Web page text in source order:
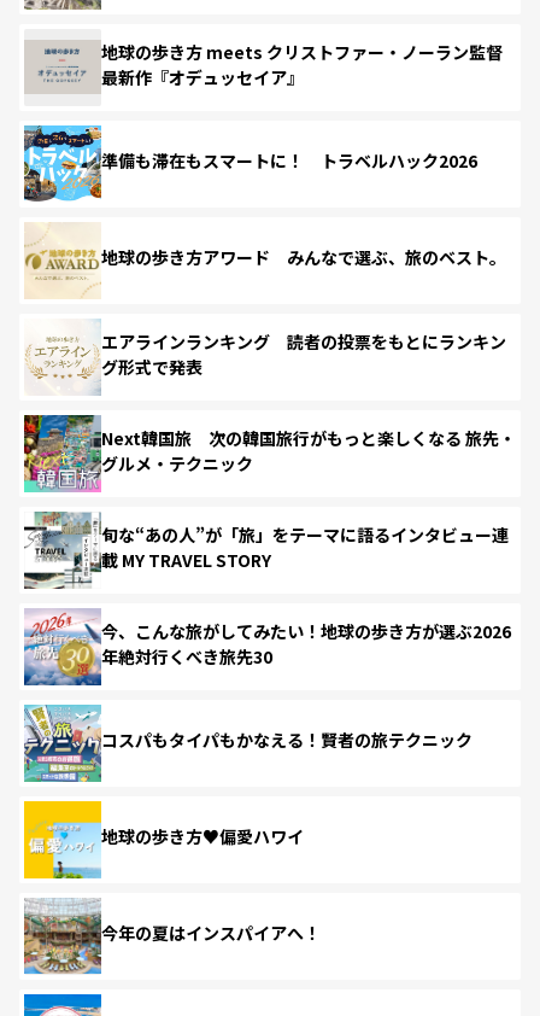
地球の歩き方 meets クリストファー・ノーラン監督
最新作『オデュッセイア』
準備も滞在もスマートに！ トラベルハック2026
地球の歩き方アワード みんなで選ぶ、旅のベスト。
エアラインランキング 読者の投票をもとにランキン
グ形式で発表
Next韓国旅 次の韓国旅行がもっと楽しくなる 旅先・
グルメ・テクニック
旬な“あの人”が「旅」をテーマに語るインタビュー連
載 MY TRAVEL STORY
今、こんな旅がしてみたい！地球の歩き方が選ぶ2026
年絶対行くべき旅先30
コスパもタイパもかなえる！賢者の旅テクニック
地球の歩き方♥偏愛ハワイ
今年の夏はインスパイアへ！